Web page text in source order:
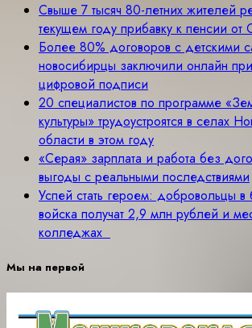
Свыше 7 тысяч 80-летних жителей
текущем году прибавку к пенсии
Более 80% договоров с детскими
новосибирцы заключили онлайн
цифровой подписи
20 специалистов по программе
культуры» трудоустроятся в селах
области в этом году
«Серая» зарплата и работа без
выгоды с реальными последствиями
Успей стать героем: добровольцы в
войска получат 2,9 млн рублей и
колледжах
Мы на первой